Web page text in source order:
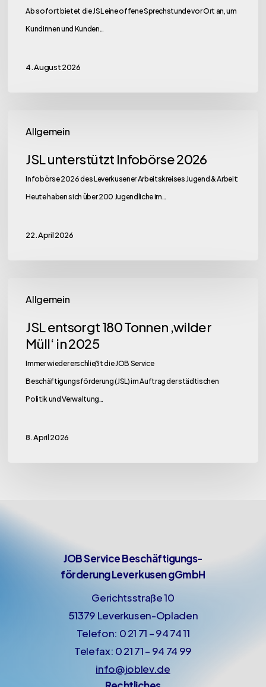
App
Ab sofort bietet die JSL eine offene Sprechstunde vor Ort an, um
Kundinnen und Kunden…
4. August 2026
Allgemein
unterstützt
Infobörse
JSL unterstützt Infobörse 2026
Infobörse 2026 des Leverkusener Arbeitskreises Jugend & Arbeit:
Heute haben sich über 200 Jugendliche im…
22. April 2026
Allgemein
entsorgt
Tonnen
‚wilder
Müll‘
JSL entsorgt 180 Tonnen ‚wilder
Müll‘ in 2025
Immer wieder erschließt die JOB Service
Beschäftigungsförderung (JSL) im Auftrag der städtischen
Politik und Verwaltung…
8. April 2026
JOB Service Beschäftigungs-
förderung Leverkusen gGmbH
Gerichtsstraße 10
51379 Leverkusen-Opladen
Telefon: 0 21 71 – 94 74 11
Telefax: 0 21 71 – 94 74 99
info@joblev.de